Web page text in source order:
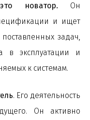
новатор. Он
и ищет
задач,
в эксплуатации и
к системам.
. Его деятельность
Он активно